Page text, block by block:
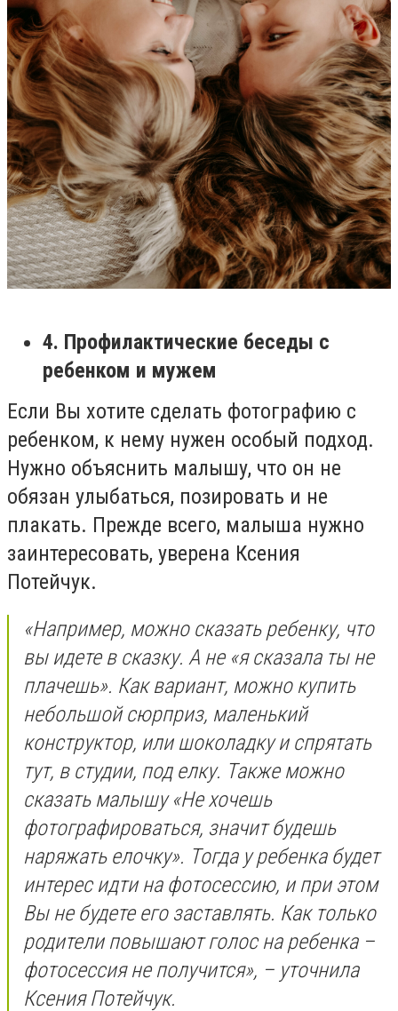
4. Профилактические беседы с
ребенком и мужем
Если Вы хотите сделать фотографию с
ребенком, к нему нужен особый подход.
Нужно объяснить малышу, что он не
обязан улыбаться, позировать и не
плакать. Прежде всего, малыша нужно
заинтересовать, уверена Ксения
Потейчук.
«Например, можно сказать ребенку, что
вы идете в сказку. А не «я сказала ты не
плачешь». Как вариант, можно купить
небольшой сюрприз, маленький
конструктор, или шоколадку и спрятать
тут, в студии, под елку. Также можно
сказать малышу «Не хочешь
фотографироваться, значит будешь
наряжать елочку». Тогда у ребенка будет
интерес идти на фотосессию, и при этом
Вы не будете его заставлять. Как только
родители повышают голос на ребенка –
фотосессия не получится», – уточнила
Ксения Потейчук.